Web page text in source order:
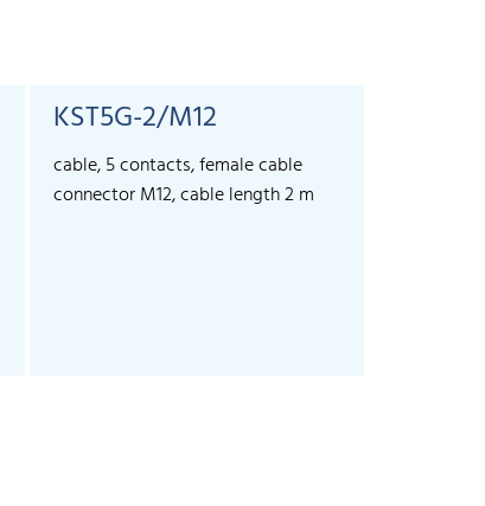
KST5G-2/M12
cable, 5 contacts, female cable
connector M12, cable length 2 m